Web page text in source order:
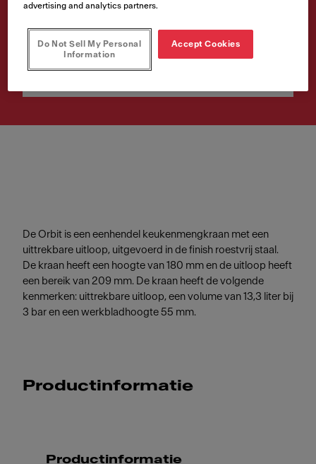
Bevalt dit product je? Klik snel en ontdek direct waar je het kunt
Vind jouw verkooppunt
De Orbit is een eenhendel keukenmengkraan met een
uittrekbare uitloop, uitgevoerd in de finish roestvrij staal.
De kraan heeft een hoogte van 180 mm en de uitloop heeft
een bereik van 209 mm. De kraan heeft de volgende
kenmerken: uittrekbare uitloop, een volume van 13,3 liter bij
3 bar en een werkbladhoogte 55 mm.
Productinformatie
Productinformatie
advertising and analytics partners.
Do Not Sell My Personal
Information
Accept Cookies